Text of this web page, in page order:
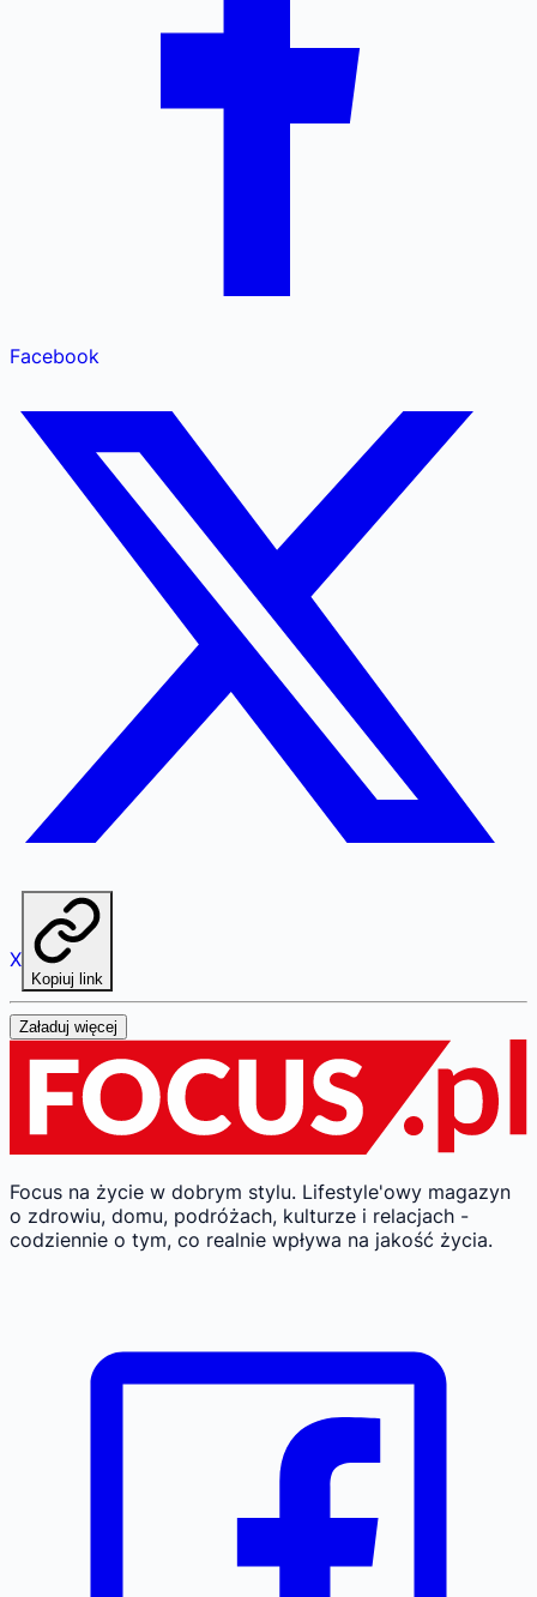
Facebook
X
Kopiuj link
Załaduj więcej
Focus na życie w dobrym stylu. Lifestyle'owy magazyn
o zdrowiu, domu, podróżach, kulturze i relacjach -
codziennie o tym, co realnie wpływa na jakość życia.